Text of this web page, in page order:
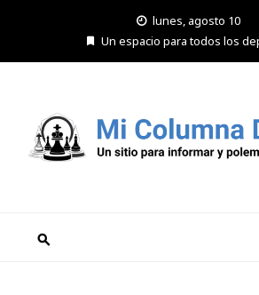
lunes, agosto 10
Un espacio para todos los